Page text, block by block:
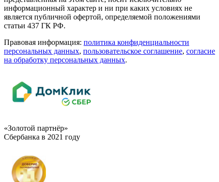
информационный характер и ни при каких условиях не
является публичной офертой, определяемой положениями
статьи 437 ГК РФ.
Правовая информация: политика конфиденциальности
персональных данных, пользовательское cоглашение, cогласие
на обработку персональных данных.
«Золотой партнёр»
Сбербанка в 2021 году